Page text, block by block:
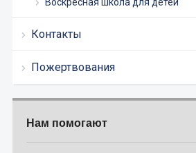
Контакты
Пожертвования
Нам помогают